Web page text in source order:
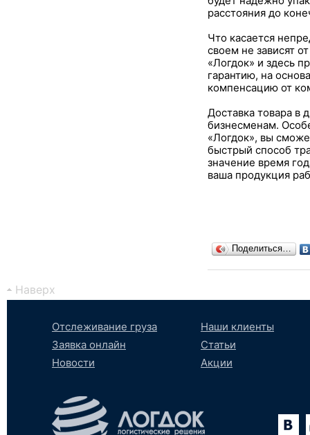
расстояния до
Что касается
своем не зависят
«Логдок» и здесь
гарантию, на
компенсацию от
Доставка товара в
бизнесменам.
«Логдок», вы
быстрый способ
значение время
ваша продукция
Поделиться…
Наверх
Отслеживание груза
Заявка онлайн
Новости
Наши клиенты
Статьи
Акции
ВконтактеYouTubetumblr
SoundCloud